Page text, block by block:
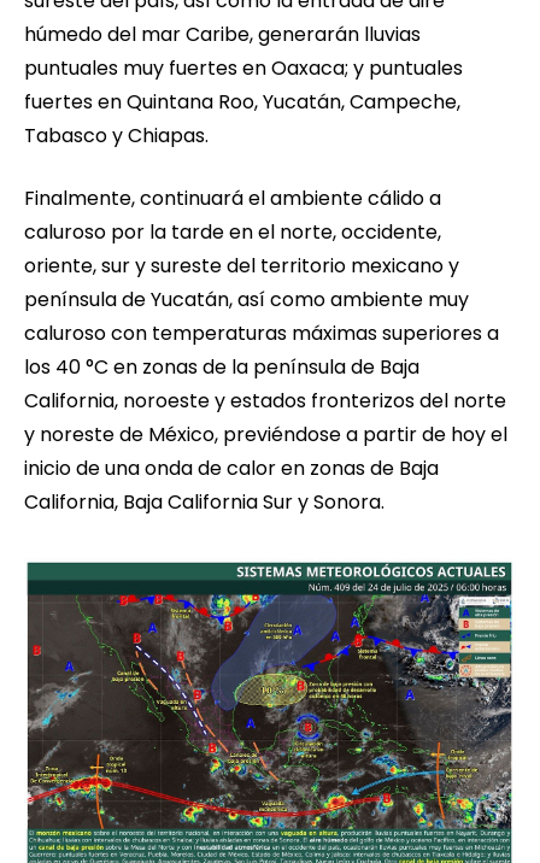
húmedo del mar Caribe, generarán lluvias
puntuales muy fuertes en Oaxaca; y puntuales
fuertes en Quintana Roo, Yucatán, Campeche,
Tabasco y Chiapas.
Finalmente, continuará el ambiente cálido a
caluroso por la tarde en el norte, occidente,
oriente, sur y sureste del territorio mexicano y
península de Yucatán, así como ambiente muy
caluroso con temperaturas máximas superiores a
los 40 °C en zonas de la península de Baja
California, noroeste y estados fronterizos del norte
y noreste de México, previéndose a partir de hoy el
inicio de una onda de calor en zonas de Baja
California, Baja California Sur y Sonora.